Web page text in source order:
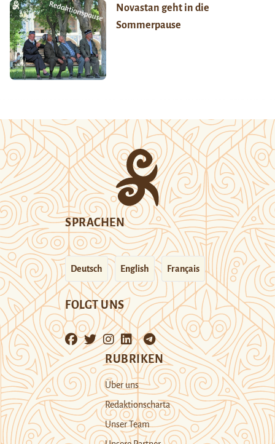
Novastan geht in die
Sommerpause
SPRACHEN
Deutsch English Français
FOLGT UNS
RUBRIKEN
Über uns
Redaktionscharta
Unser Team